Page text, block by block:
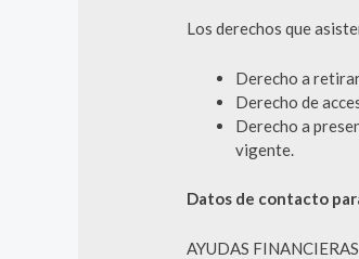
Los derechos que
Derecho a
Derecho de
Derecho a
vigente.
Datos de contacto
AYUDAS